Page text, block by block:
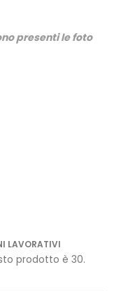
presenti le foto
LAVORATIVI
prodotto è 30.